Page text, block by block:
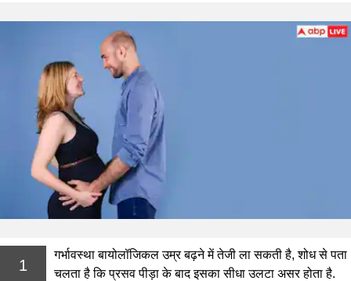
1
गर्भावस्था बायोलॉजिकल उम्र बढ़ने में तेजी ला सकती है, शोध से पता
चलता है कि प्रसव पीड़ा के बाद इसका सीधा उलटा असर होता है.